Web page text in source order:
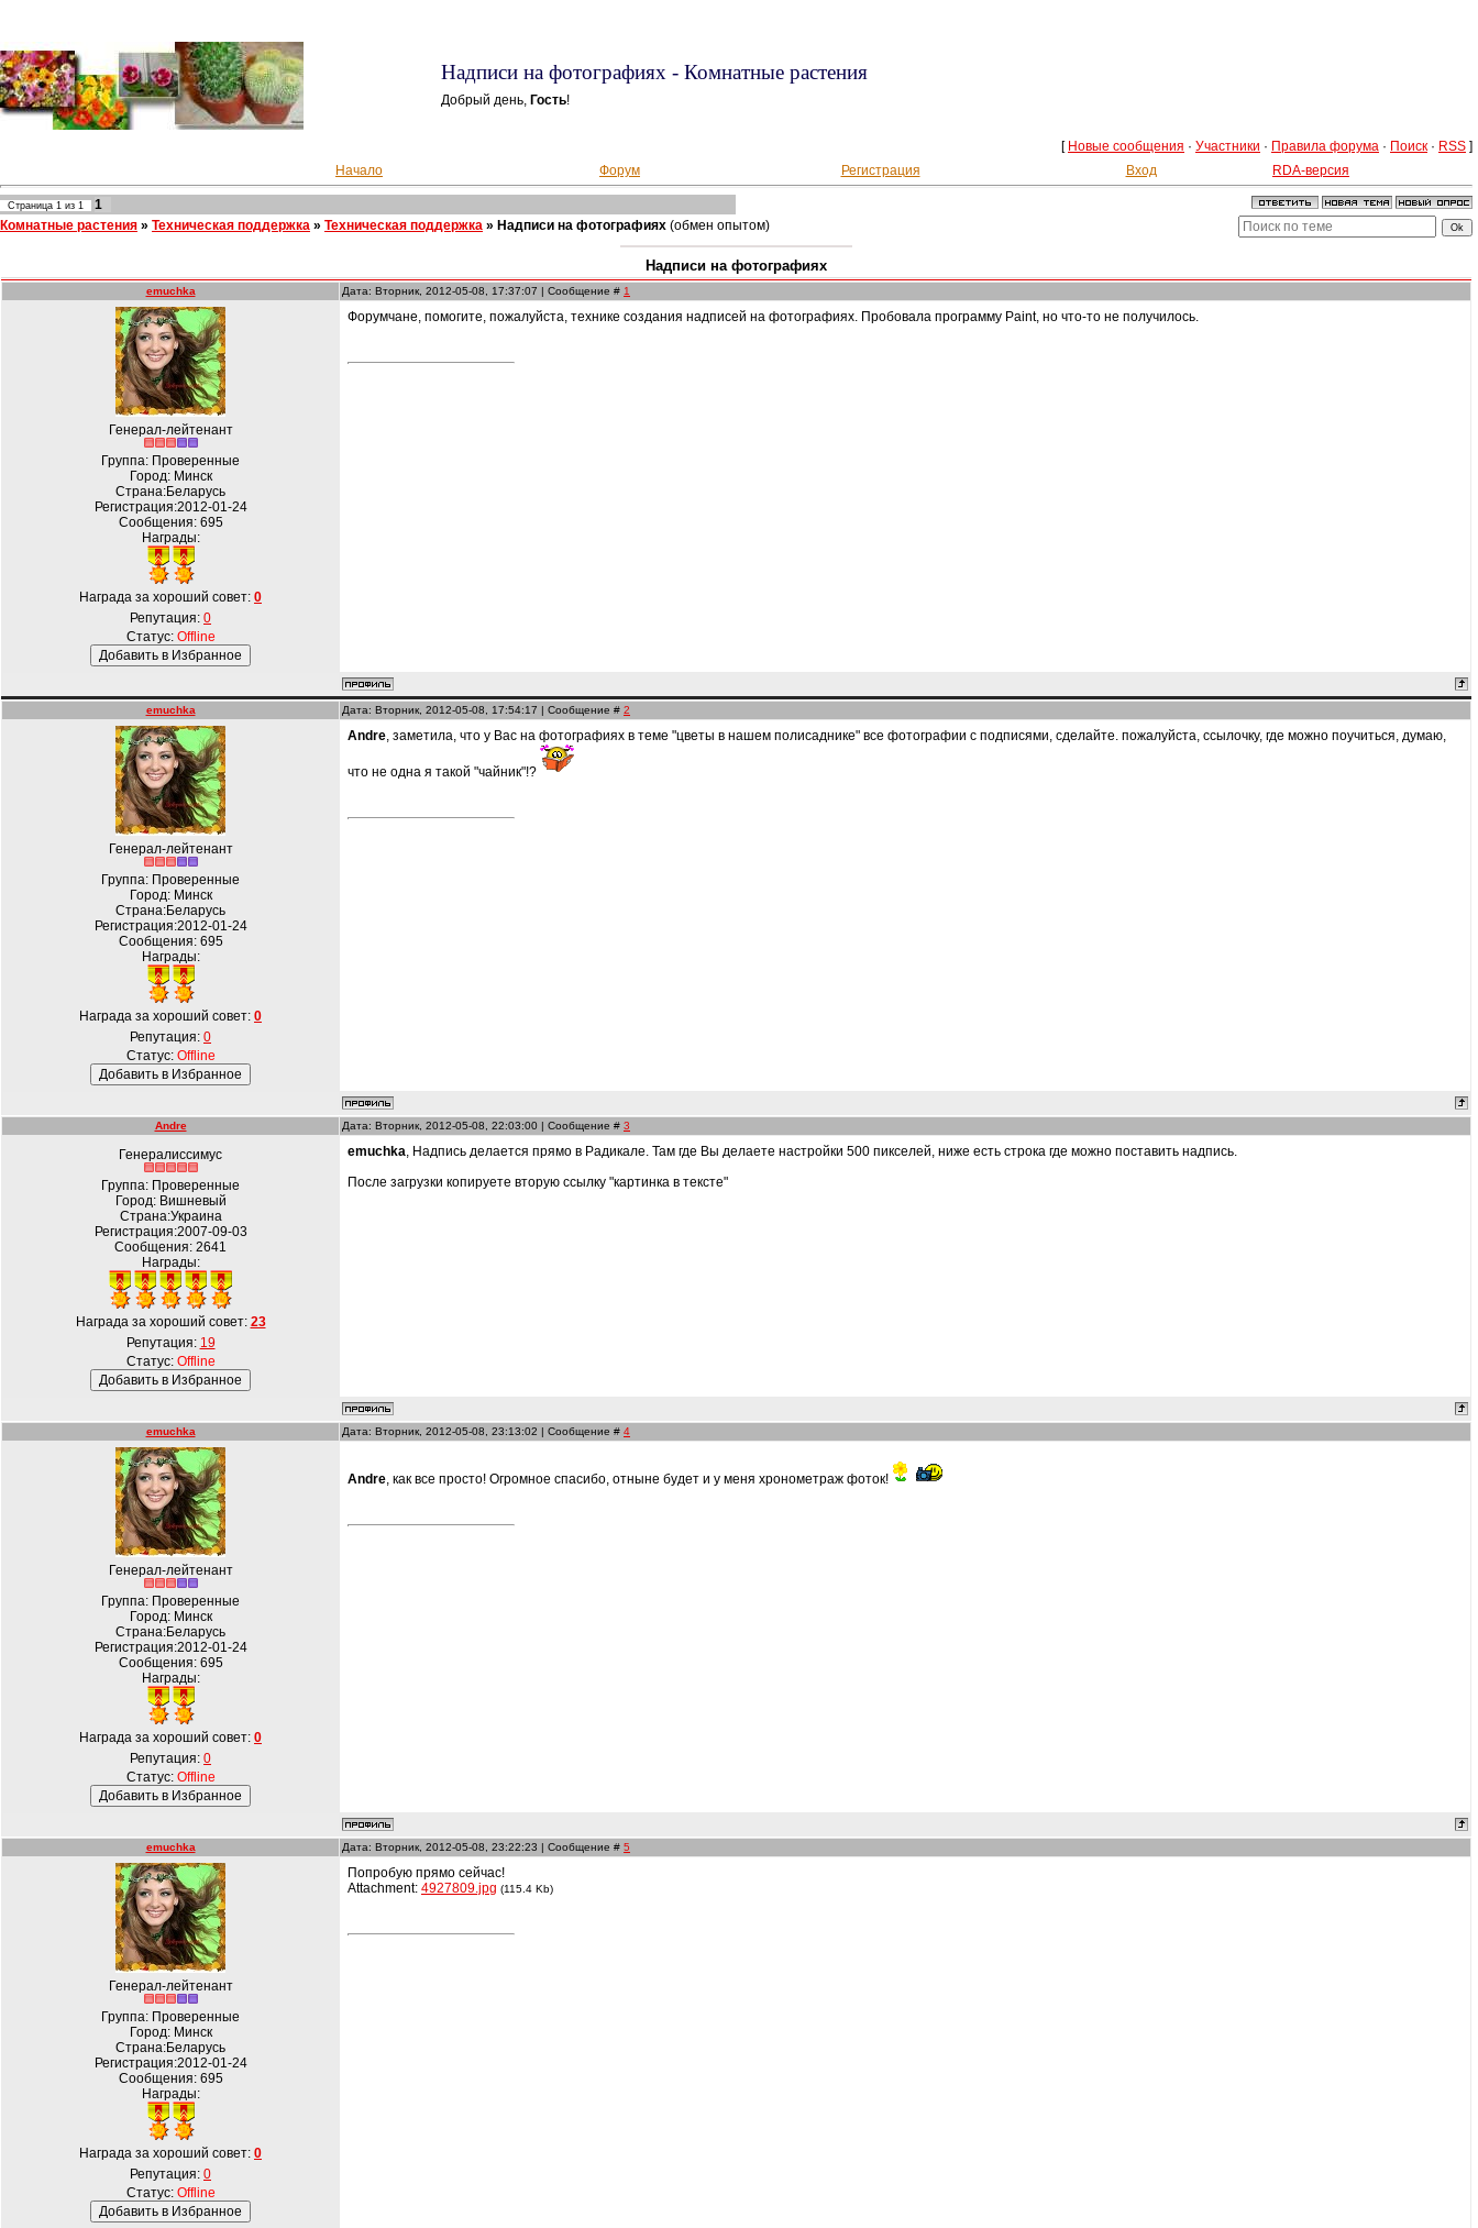
Надписи на фотографиях - Комнатные растения
Добрый день, Гость!
[ Новые сообщения · Участники · Правила форума · Поиск · RSS ]
Начало
Форум Регистрация Вход RDA-версия
Страница 1 из 1
1
Комнатные растения » Техническая поддержка » Техническая поддержка » Надписи на фотографиях (обмен опытом)
Надписи на фотографиях
emuchka Дата: Вторник, 2012-05-08, 17:37:07 | Сообщение # 1
Генерал-лейтенант
Группа: Проверенные
Город: Минск
Страна:Беларусь
Регистрация:2012-01-24
Сообщения: 695
Награды:
Награда за хороший совет: 0
Репутация: 0
Статус: Offline
Форумчане, помогите, пожалуйста, технике создания надписей на фотографиях. Пробовала программу Paint, но что-то не получилось.
emuchka Дата: Вторник, 2012-05-08, 17:54:17 | Сообщение # 2
Генерал-лейтенант
Группа: Проверенные
Город: Минск
Страна:Беларусь
Регистрация:2012-01-24
Сообщения: 695
Награды:
Награда за хороший совет: 0
Репутация: 0
Статус: Offline
Andre, заметила, что у Вас на фотографиях в теме "цветы в нашем полисаднике" все фотографии с подписями, сделайте. пожалуйста, ссылочку, где можно поучиться, думаю,
что не одна я такой "чайник"!?
Andre Дата: Вторник, 2012-05-08, 22:03:00 | Сообщение # 3
Генералиссимус
Группа: Проверенные
Город: Вишневый
Страна:Украина
Регистрация:2007-09-03
Сообщения: 2641
Награды:
Награда за хороший совет: 23
Репутация: 19
Статус: Offline
emuchka, Надпись делается прямо в Радикале. Там где Вы делаете настройки 500 пикселей, ниже есть строка где можно поставить надпись.
После загрузки копируете вторую ссылку "картинка в тексте"
emuchka Дата: Вторник, 2012-05-08, 23:13:02 | Сообщение # 4
Генерал-лейтенант
Группа: Проверенные
Город: Минск
Страна:Беларусь
Регистрация:2012-01-24
Сообщения: 695
Награды:
Награда за хороший совет: 0
Репутация: 0
Статус: Offline
Andre, как все просто! Огромное спасибо, отныне будет и у меня хронометраж фоток!
emuchka Дата: Вторник, 2012-05-08, 23:22:23 | Сообщение # 5
Генерал-лейтенант
Группа: Проверенные
Город: Минск
Страна:Беларусь
Регистрация:2012-01-24
Сообщения: 695
Награды:
Награда за хороший совет: 0
Репутация: 0
Статус: Offline
Попробую прямо сейчас!
Attachment: 4927809.jpg (115.4 Kb)